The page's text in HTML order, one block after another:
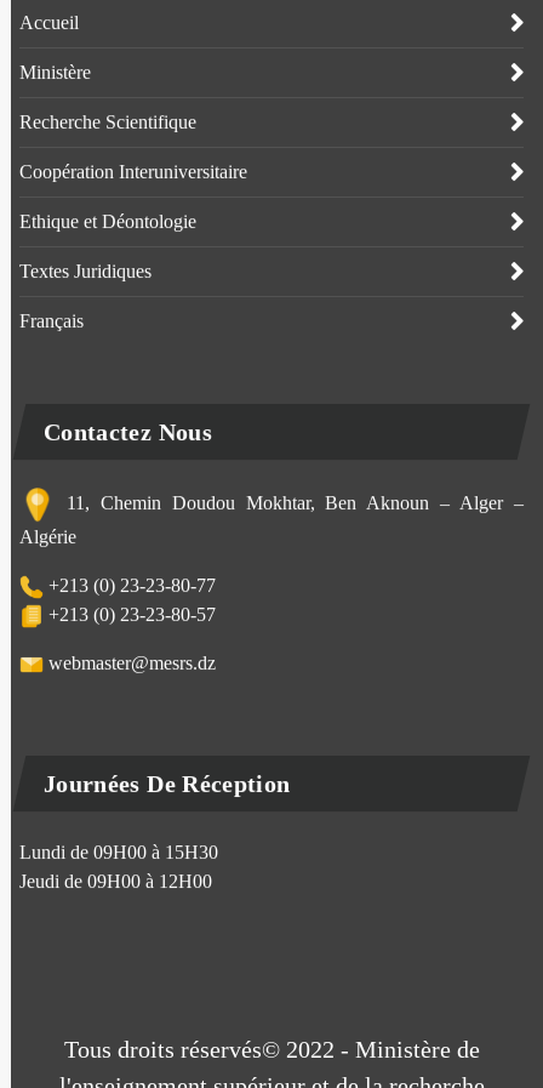
Accueil
Ministère
Recherche Scientifique
Coopération Interuniversitaire
Ethique et Déontologie
Textes Juridiques
Français
Contactez Nous
11, Chemin Doudou Mokhtar, Ben Aknoun – Alger –
Algérie
+213 (0) 23-23-80-77
+213 (0) 23-23-80-57
webmaster@mesrs.dz
Journées De Réception
Lundi de 09H00 à 15H30
Jeudi de 09H00 à 12H00
Tous droits réservés© 2022 - Ministère de